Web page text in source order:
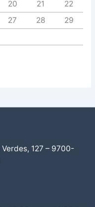
20 21
22
27 28
29
127 – 9700-